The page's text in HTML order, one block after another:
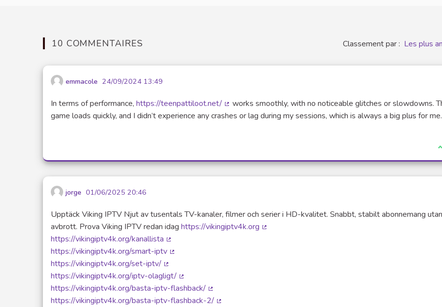
10 COMMENTAIRES Classement par : Les plus
emmacole 24/09/2024 13:49
In terms of performance, https://teenpattiloot.net/
(Lien externe)
works smoothly, with no noticeable glitches or slowdowns.
game loads quickly, and I didn’t experience any crashes or lag during my sessions, which is always a big plus for me.
jorge 01/06/2025 20:46
Upptäck Viking IPTV Njut av tusentals TV-kanaler, filmer och serier i HD-kvalitet. Snabbt, stabilt abonnemang utan
avbrott. Prova Viking IPTV redan idag https://vikingiptv4k.org
https://vikingiptv4k.org/kanallista
(Lien externe)
https://vikingiptv4k.org/smart-iptv
https://vikingiptv4k.org/set-iptv/
(Lien externe)
https://vikingiptv4k.org/iptv-olagligt/
(Lien externe)
https://vikingiptv4k.org/basta-iptv-flashback/
(Lien externe)
https://vikingiptv4k.org/basta-iptv-flashback-2/